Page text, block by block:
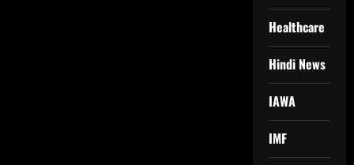
Healthcare
Hindi News
IAWA
IMF